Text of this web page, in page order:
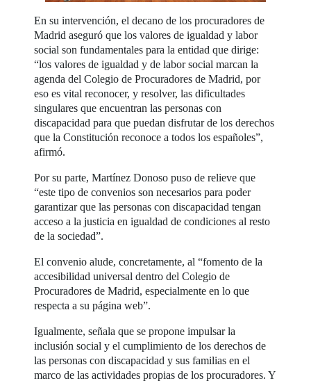
En su intervención, el decano de los procuradores de
Madrid aseguró que los valores de igualdad y labor
social son fundamentales para la entidad que dirige:
“los valores de igualdad y de labor social marcan la
agenda del Colegio de Procuradores de Madrid, por
eso es vital reconocer, y resolver, las dificultades
singulares que encuentran las personas con
discapacidad para que puedan disfrutar de los derechos
que la Constitución reconoce a todos los españoles”,
afirmó.
Por su parte, Martínez Donoso puso de relieve que
“este tipo de convenios son necesarios para poder
garantizar que las personas con discapacidad tengan
acceso a la justicia en igualdad de condiciones al resto
de la sociedad”.
El convenio alude, concretamente, al “fomento de la
accesibilidad universal dentro del Colegio de
Procuradores de Madrid, especialmente en lo que
respecta a su página web”.
Igualmente, señala que se propone impulsar la
inclusión social y el cumplimiento de los derechos de
las personas con discapacidad y sus familias en el
marco de las actividades propias de los procuradores. Y